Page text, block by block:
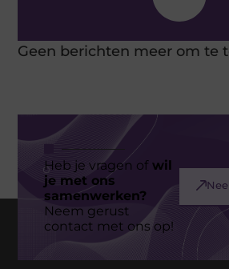
Geen berichten meer om te
Heb je vragen ofwil
je met ons
samenwerken?
Neem gerust
contact met ons op!